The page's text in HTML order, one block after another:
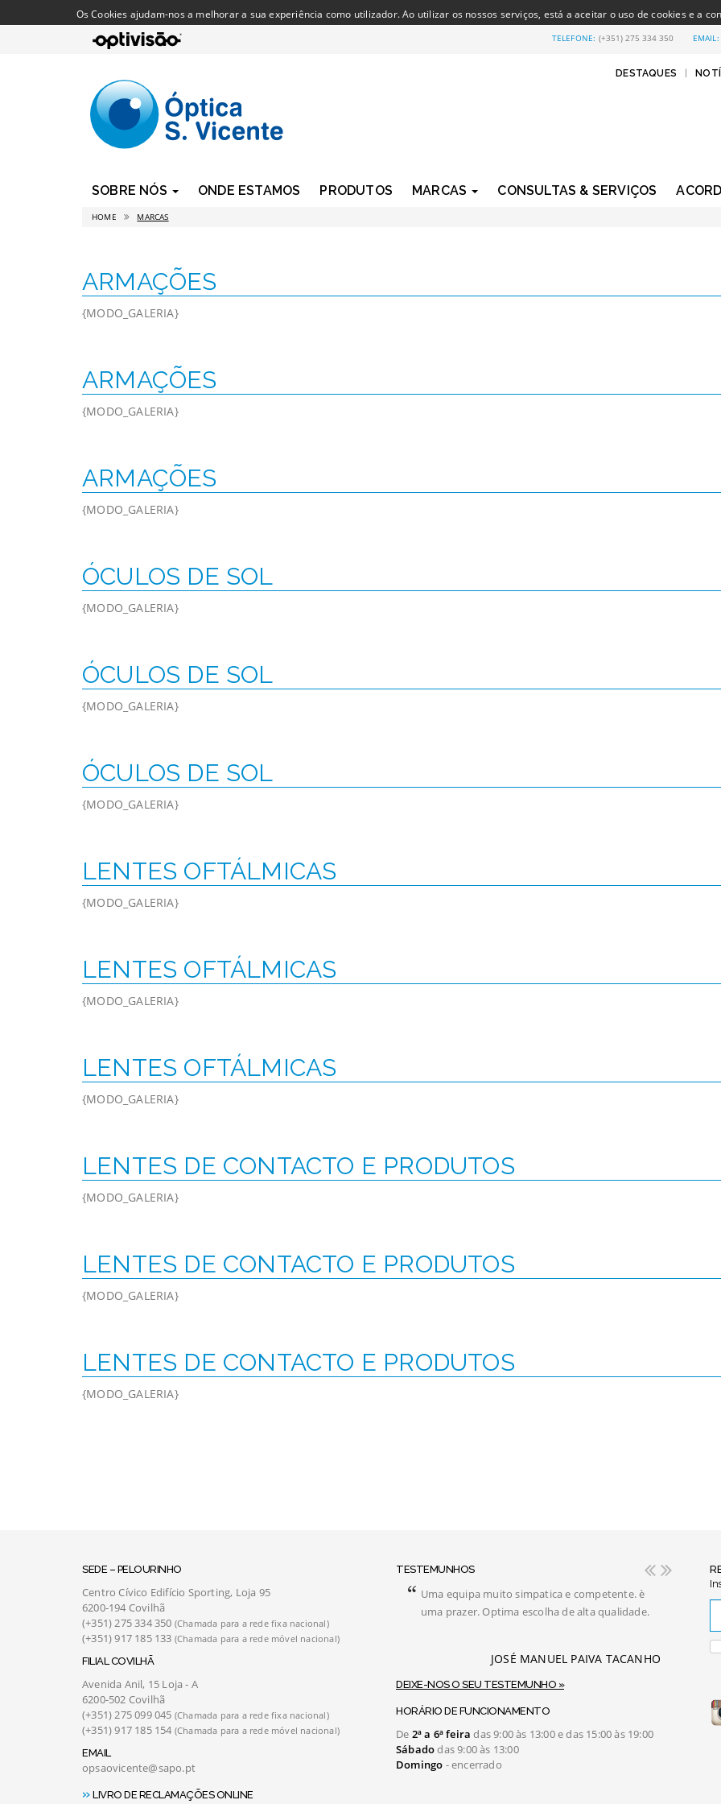
Os Cookies ajudam-nos a melhorar a sua experiência como utilizador. Ao utilizar os nossos serviços, está a aceitar o uso de cookies e a
EMAIL:
TELEFONE: (+351) 275 334 350
DESTAQUES
SOBRE NÓS ONDE ESTAMOS PRODUTOS MARCAS CONSULTAS & SERVIÇOS
HOME MARCAS
ARMAÇÕES
{MODO_GALERIA}
ARMAÇÕES
{MODO_GALERIA}
ARMAÇÕES
{MODO_GALERIA}
ÓCULOS DE SOL
{MODO_GALERIA}
ÓCULOS DE SOL
{MODO_GALERIA}
ÓCULOS DE SOL
{MODO_GALERIA}
LENTES OFTÁLMICAS
{MODO_GALERIA}
LENTES OFTÁLMICAS
{MODO_GALERIA}
LENTES OFTÁLMICAS
{MODO_GALERIA}
LENTES DE CONTACTO E PRODUTOS
{MODO_GALERIA}
LENTES DE CONTACTO E PRODUTOS
{MODO_GALERIA}
LENTES DE CONTACTO E PRODUTOS
{MODO_GALERIA}
SEDE – PELOURINHO
Centro Cívico Edifício Sporting, Loja 95
6200-194 Covilhã
(+351) 275 334 350 (Chamada para a rede fixa nacional)
(+351) 917 185 133 (Chamada para a rede móvel nacional)
FILIAL COVILHÃ
Avenida Anil, 15 Loja - A
6200-502 Covilhã
(+351) 275 099 045 (Chamada para a rede fixa nacional)
(+351) 917 185 154 (Chamada para a rede móvel nacional)
EMAIL
opsaovicente@sapo.pt
» LIVRO DE RECLAMAÇÕES ONLINE
TESTEMUNHOS
Excelente atendimento, artigos da melhor
qualidade e sempre com ótimas promoções.
Aconselho pois aqui a prioridade é sempre o
cliente!!!
Uma equipa muito simpatica e competente. è
uma prazer. Optima escolha de alta qualidade.
JOSÉ MANUEL PAIVA TACANHO
a
DEIXE-NOS O SEU TESTEMUNHO »
HORÁRIO DE FUNCIONAMENTO
De 2ª a 6ª feira das 9:00 às 13:00 e das 15:00 às 19:00
Sábadodas 9:00 às 13:00
Domingo - encerrado